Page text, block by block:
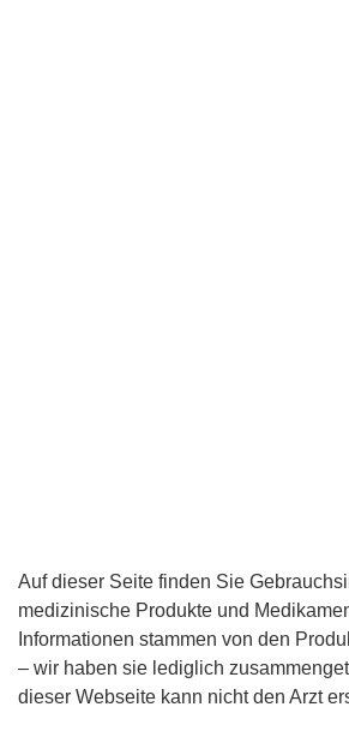
Auf dieser Seite finden Sie
medizinische Produkte und
Informationen stammen von den
– wir haben sie lediglich
dieser Webseite kann nicht den Arzt